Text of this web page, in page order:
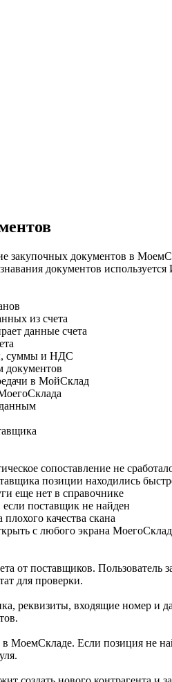
закупочных документов в
документов
из счета
данные счета
суммы и НДС
документов
в МойСклад
сопоставление не
позиции находились
еще нет в справочнике
если поставщик не найден
качества скана
с любого экрана
от поставщиков.
для проверки.
реквизиты, входящие номер
МоемСкладе. Если позиция не